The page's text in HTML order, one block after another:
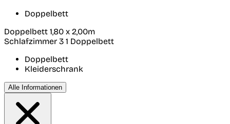
Doppelbett
Doppelbett 1,80 x 2,00m
Schlafzimmer 3 1 Doppelbett
Doppelbett
Kleiderschrank
Alle Informationen